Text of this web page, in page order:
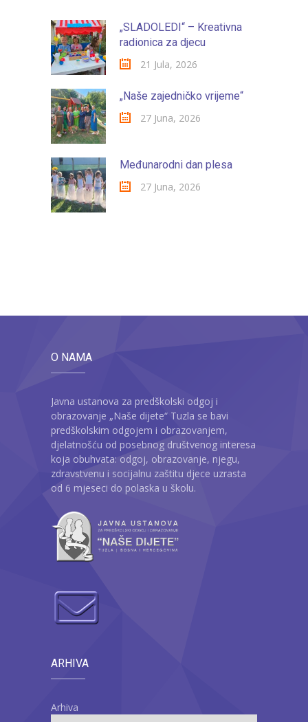
Edukacije
-- Edukacije za roditelje
-- Edukacije zaposlenika
Za roditelje
-- Obrasci i zahtjevi
-- Obavještenja za roditelje
„SLADOLEDI“ – Kreativna
radionica za djecu
21 Jula, 2026
„Naše zajedničko vrijeme“
27 Juna, 2026
Međunarodni dan plesa
27 Juna, 2026
O NAMA
Javna ustanova za predškolski odgoj i
obrazovanje „Naše dijete“ Tuzla se bavi
predškolskim odgojem i obrazovanjem,
djelatnošću od posebnog društvenog interesa
koja obuhvata: odgoj, obrazovanje, njegu,
zdravstvenu i socijalnu zaštitu djece uzrasta
od 6 mjeseci do polaska u školu.
ARHIVA
Arhiva